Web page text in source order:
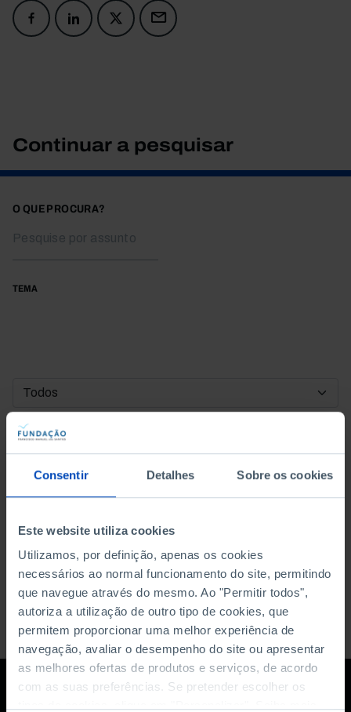
Consentir Detalhes Sobre os cookies
Este website utiliza cookies
Utilizamos, por definição, apenas os cookies
necessários ao normal funcionamento do site, permitindo
que navegue através do mesmo. Ao "Permitir todos",
autoriza a utilização de outro tipo de cookies, que
permitem proporcionar uma melhor experiência de
navegação, avaliar o desempenho do site ou apresentar
as melhores ofertas de produtos e serviços, de acordo
com as suas preferências. Se pretender escolher os
Continuar a pesquisar
O QUE PROCURA?
TEMA
DATA DE INÍCIO
DATA DE FIM